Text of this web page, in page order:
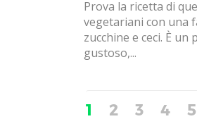
Prova la ricetta di
vegetariani con una
zucchine e ceci. È
gustoso,...
1 2 3 4 5